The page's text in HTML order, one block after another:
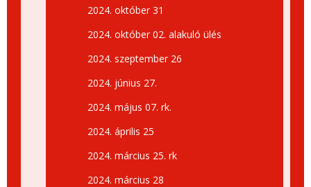
2024. október 31
2024. október 02. alakuló ülés
2024. szeptember 26
2024. június 27.
2024. május 07. rk.
2024. április 25
2024. március 25. rk
2024. március 28